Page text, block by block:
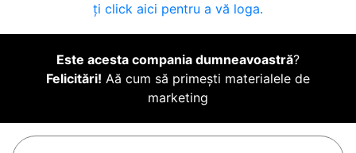
ți click aici pentru a vă loga.
Este acesta compania dumneavoastră?
Felicitări! Aă cum să primești materialele de
marketing